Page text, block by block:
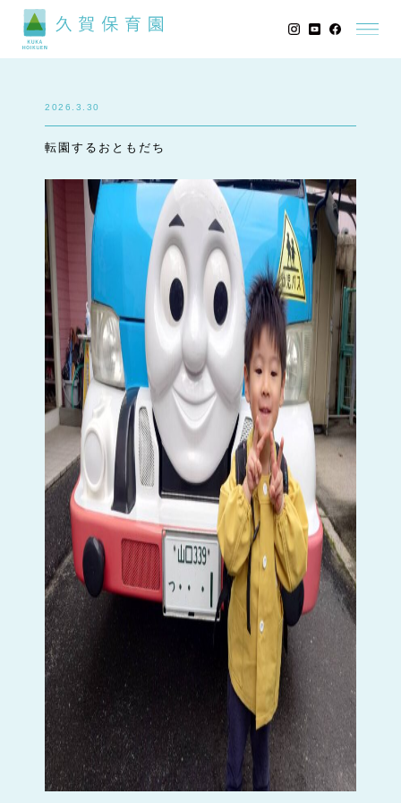
2026.3.30
転園するおともだち